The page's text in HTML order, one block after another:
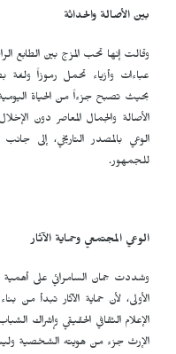
بين الأصالة والحداثة
وقالت إنها تحب المزج بين الطابع
عباءات وأزياء تحمل رموزاً ولغة
بحيث تصبح جزءاً من الحياة اليومية
الأصالة والجمال المعاصر دون
الوعي بالمصدر التاريخي، إلى
للجمهور.
الوعي المجتمعي وحماية الآثار
وشددت جمان السامرائي على أهمية
الأولى، لأن حماية الآثار تبدأ من
الإعلام الثقافي الحقيقي وإشراك
الإرث جزء من هويته الشخصية